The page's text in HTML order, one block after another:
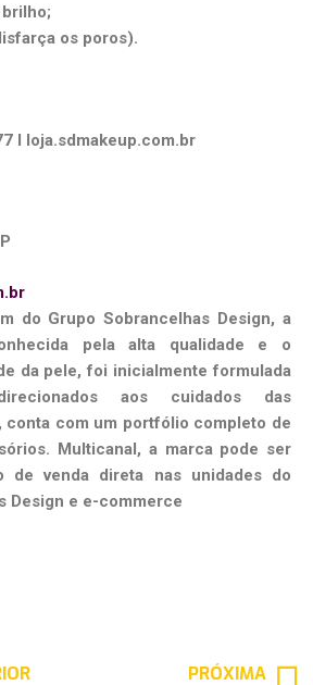
os poros).
l loja.sdmakeup.com.br
do Grupo Sobrancelhas Design, a
pela alta qualidade e o
da pele, foi inicialmente formulada
aos cuidados das
conta com um portfólio completo de
Multicanal, a marca pode ser
de venda direta nas unidades do
Design e e-commerce
PRÓXIMA